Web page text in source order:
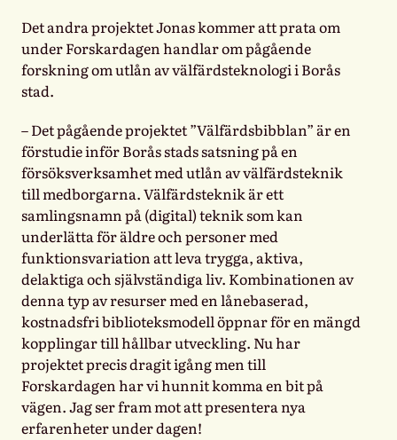
Det andra projektet Jonas kommer att prata om
under Forskardagen handlar om pågående
forskning om utlån av välfärdsteknologi i Borås
stad.
– Det pågående projektet ”Välfärdsbibblan” är en
förstudie inför Borås stads satsning på en
försöksverksamhet med utlån av välfärdsteknik
till medborgarna. Välfärdsteknik är ett
samlingsnamn på (digital) teknik som kan
underlätta för äldre och personer med
funktionsvariation att leva trygga, aktiva,
delaktiga och självständiga liv. Kombinationen av
denna typ av resurser med en lånebaserad,
kostnadsfri biblioteksmodell öppnar för en mängd
kopplingar till hållbar utveckling. Nu har
projektet precis dragit igång men till
Forskardagen har vi hunnit komma en bit på
vägen. Jag ser fram mot att presentera nya
erfarenheter under dagen!